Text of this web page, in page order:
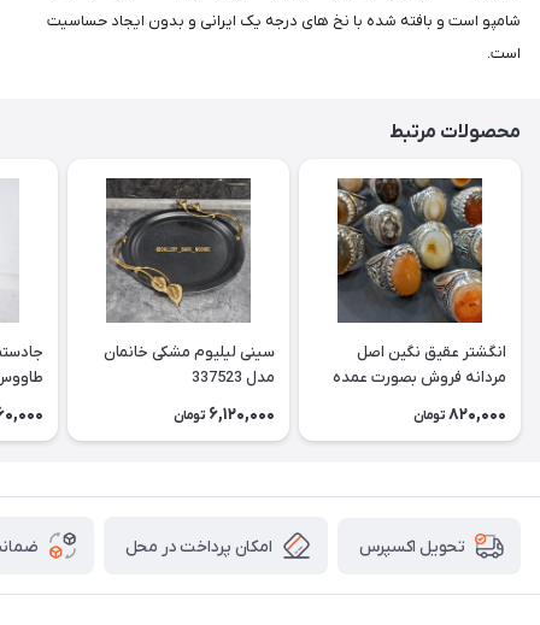
شامپو است و بافته شده با نخ های درجه یک ایرانی و بدون ایجاد حساسیت
است.
محصولات مرتبط
انگشتر عقیق نگین اصل
مردانه فروش بصورت عمده
3عدد هست فروش بصورت
820,000 تومان
سینی لیلیوم مشکی خانمان
مدل 337523
6,120,000 تومان
تحویل اکسپرس امکان پرداخت در محل